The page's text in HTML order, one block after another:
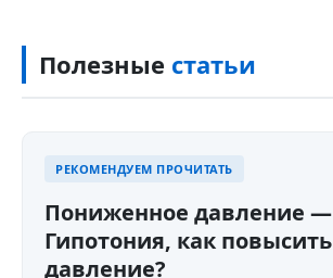
Полезные статьи
РЕКОМЕНДУЕМ ПРОЧИТАТЬ
Пониженное давление —
Гипотония, как повысить
давление?